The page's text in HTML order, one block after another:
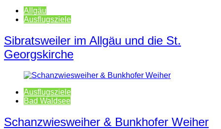
Allgäu
Ausflugsziele
Sibratsweiler im Allgäu und die St.
Georgskirche
Ausflugsziele
Bad Waldsee
Schanzwiesweiher & Bunkhofer Weiher